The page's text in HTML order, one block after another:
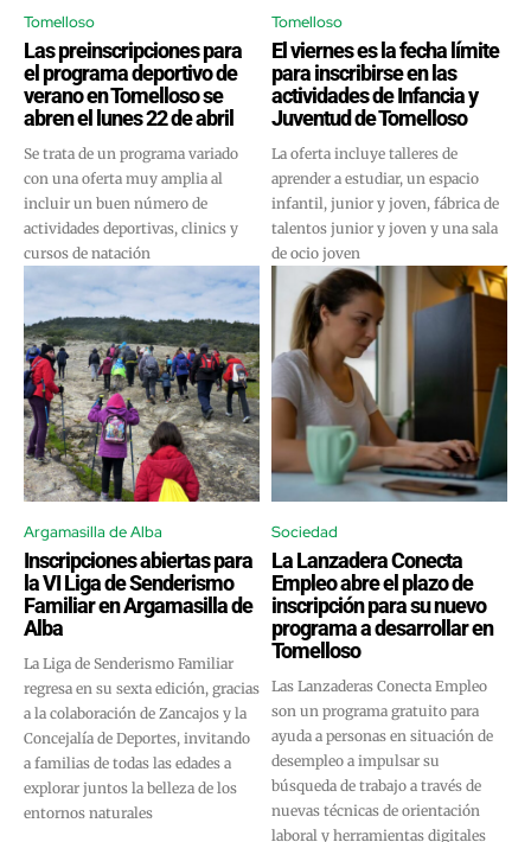
Tomelloso
Las preinscripciones para
el programa deportivo de
verano en Tomelloso se
abren el lunes 22 de abril
Se trata de un programa variado
con una oferta muy amplia al
incluir un buen número de
actividades deportivas, clinics y
cursos de natación
Tomelloso
El viernes es la fecha límite
para inscribirse en las
actividades de Infancia y
Juventud de Tomelloso
La oferta incluye talleres de
aprender a estudiar, un espacio
infantil, junior y joven, fábrica de
talentos junior y joven y una sala
de ocio joven
Argamasilla de Alba
Inscripciones abiertas para
la VI Liga de Senderismo
Familiar en Argamasilla de
Alba
La Liga de Senderismo Familiar
regresa en su sexta edición, gracias
a la colaboración de Zancajos y la
Concejalía de Deportes, invitando
a familias de todas las edades a
explorar juntos la belleza de los
entornos naturales
Sociedad
La Lanzadera Conecta
Empleo abre el plazo de
inscripción para su nuevo
programa a desarrollar en
Tomelloso
Las Lanzaderas Conecta Empleo
son un programa gratuito para
ayuda a personas en situación de
desempleo a impulsar su
búsqueda de trabajo a través de
nuevas técnicas de orientación
laboral y herramientas digitales